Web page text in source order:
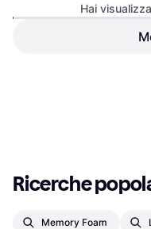
Hai
Ricerche
Memory Foam